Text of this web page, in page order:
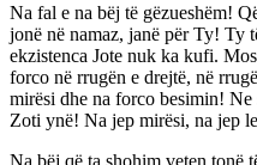
Na fal e na bëj të gëzueshëm!
jonë në namaz, janë për Ty! Ty
ekzistenca Jote nuk ka kufi.
forco në rrugën e drejtë, në
mirësi dhe na forco besimin!
Zoti ynë! Na jep mirësi, na jep
Na bëj që ta shohim veten tonë